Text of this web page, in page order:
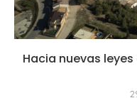
Hacia nuevas